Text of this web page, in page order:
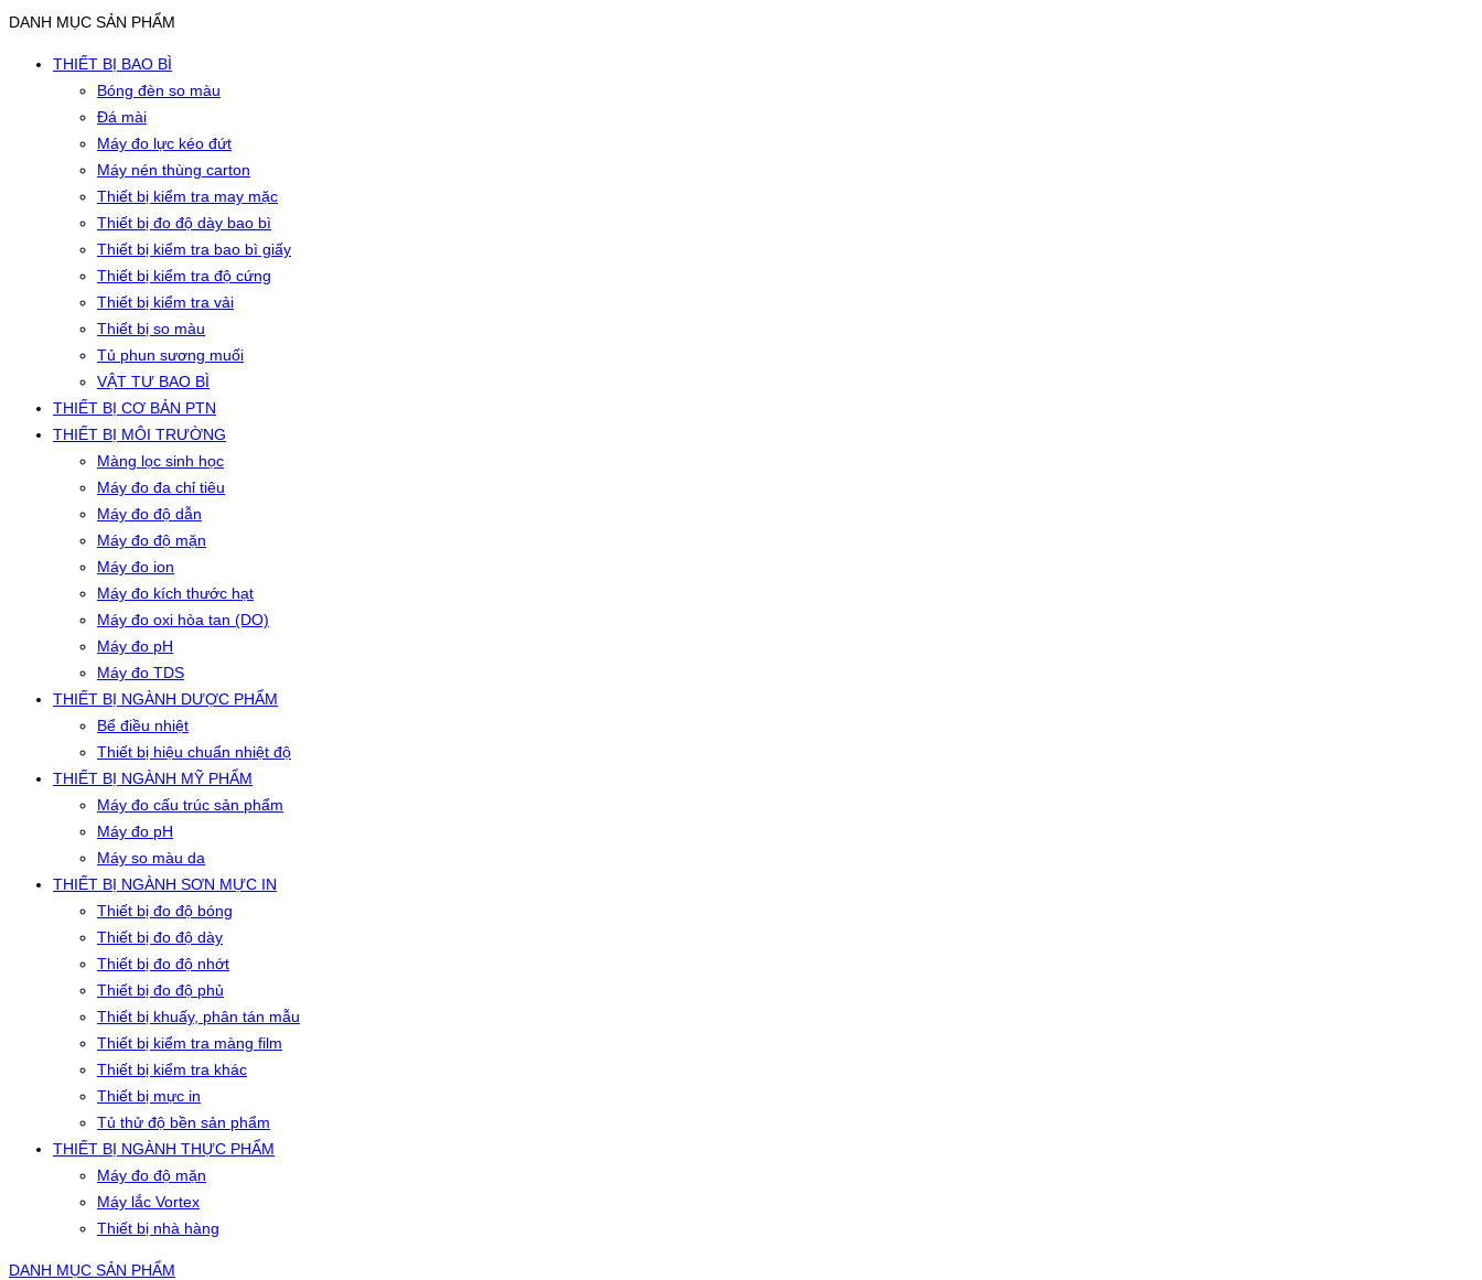
DANH MỤC SẢN PHẨM
THIẾT BỊ BAO BÌ
Bóng đèn so màu
Đá mài
Máy đo lực kéo đứt
Máy nén thùng carton
Thiết bị kiểm tra may mặc
Thiết bị đo độ dày bao bì
Thiết bị kiểm tra bao bì giấy
Thiết bị kiểm tra độ cứng
Thiết bị kiểm tra vải
Thiết bị so màu
Tủ phun sương muối
VẬT TƯ BAO BÌ
THIẾT BỊ CƠ BẢN PTN
THIẾT BỊ MÔI TRƯỜNG
Màng lọc sinh học
Máy đo đa chỉ tiêu
Máy đo độ dẫn
Máy đo độ mặn
Máy đo ion
Máy đo kích thước hạt
Máy đo oxi hòa tan (DO)
Máy đo pH
Máy đo TDS
THIẾT BỊ NGÀNH DƯỢC PHẨM
Bể điều nhiệt
Thiết bị hiệu chuẩn nhiệt độ
THIẾT BỊ NGÀNH MỸ PHẨM
Máy đo cấu trúc sản phẩm
Máy đo pH
Máy so màu da
THIẾT BỊ NGÀNH SƠN MỰC IN
Thiết bị đo độ bóng
Thiết bị đo độ dày
Thiết bị đo độ nhớt
Thiết bị đo độ phủ
Thiết bị khuấy, phân tán mẫu
Thiết bị kiểm tra màng film
Thiết bị kiểm tra khác
Thiết bị mực in
Tủ thử độ bền sản phẩm
THIẾT BỊ NGÀNH THỰC PHẨM
Máy đo độ mặn
Máy lắc Vortex
Thiết bị nhà hàng
DANH MỤC SẢN PHẨM